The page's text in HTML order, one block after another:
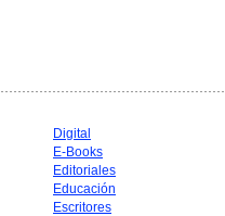
Digital
E-Books
Editoriales
Educación
Escritores